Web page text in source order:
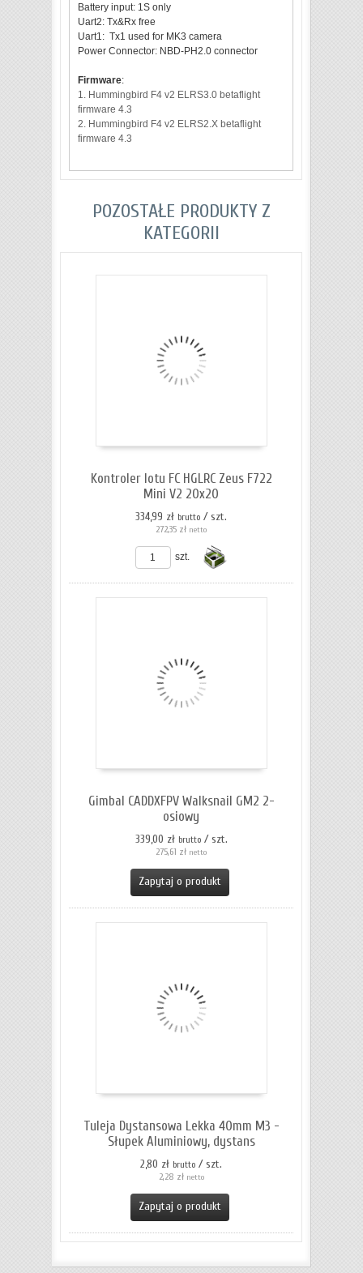
Battery input: 1S only
Uart2: Tx&Rx free
Uart1: Tx1 used for MK3 camera
Power Connector: NBD-PH2.0 connector
Firmware:
1. Hummingbird F4 v2 ELRS3.0 betaflight
firmware 4.3
2. Hummingbird F4 v2 ELRS2.X betaflight
firmware 4.3
POZOSTAŁE PRODUKTY Z
KATEGORII
Kontroler lotu FC HGLRC Zeus F722
Mini V2 20x20
334,99 zł brutto / szt.
272,35 zł netto
szt.
Gimbal CADDXFPV Walksnail GM2 2-
osiowy
339,00 zł brutto / szt.
275,61 zł netto
Zapytaj o produkt
Tuleja Dystansowa Lekka 40mm M3 -
Słupek Aluminiowy, dystans
2,80 zł brutto / szt.
2,28 zł netto
Zapytaj o produkt